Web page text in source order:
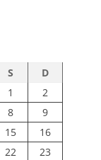
S
D
1
2
8
9
15
16
22
23